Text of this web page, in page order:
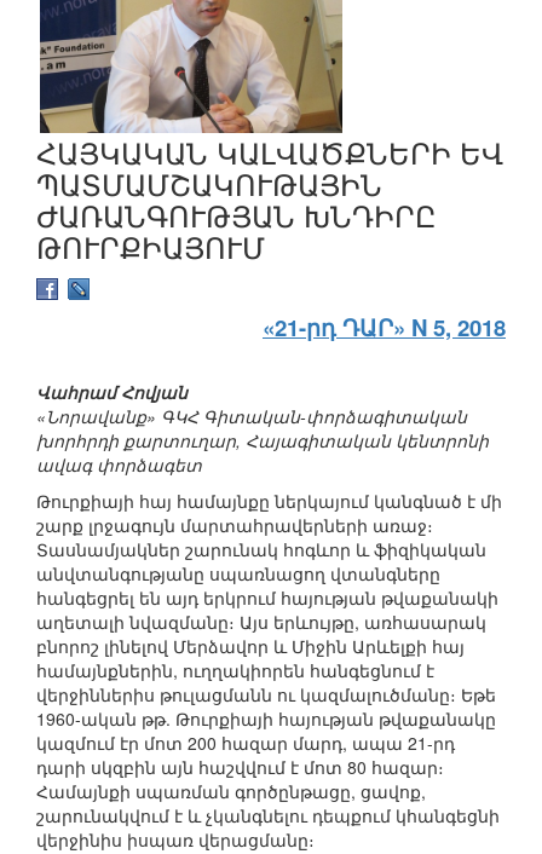
ՀԱՅԿԱԿԱՆ ԿԱԼՎԱԾՔՆԵՐԻ ԵՎ
ՊԱՏՄԱՄՇԱԿՈՒԹԱՅԻՆ
ԺԱՌԱՆԳՈՒԹՅԱՆ ԽՆԴԻՐԸ
ԹՈՒՐՔԻԱՅՈՒՄ
«21-րդ ԴԱՐ» N 5, 2018
Վահրամ Հովյան
«Նորավանք» ԳԿՀ Գիտական-փորձագիտական
խորհրդի քարտուղար, Հայագիտական կենտրոնի
ավագ փորձագետ
Թուրքիայի հայ համայնքը ներկայում կանգնած է մի
շարք լրջագույն մարտահրավերների առաջ։
Տասնամյակներ շարունակ հոգևոր և ֆիզիկական
անվտանգությանը սպառնացող վտանգները
հանգեցրել են այդ երկրում հայության թվաքանակի
աղետալի նվազմանը։ Այս երևույթը, առհասարակ
բնորոշ լինելով Մերձավոր և Միջին Արևելքի հայ
համայնքներին, ուղղակիորեն հանգեցնում է
վերջիններիս թուլացմանն ու կազմալուծմանը։ Եթե
1960-ական թթ. Թուրքիայի հայության թվաքանակը
կազմում էր մոտ 200 հազար մարդ, ապա 21-րդ
դարի սկզբին այն հաշվվում է մոտ 80 հազար։
Համայնքի սպառման գործընթացը, ցավոք,
շարունակվում է և չկանգնելու դեպքում կհանգեցնի
վերջինիս իսպառ վերացմանը։